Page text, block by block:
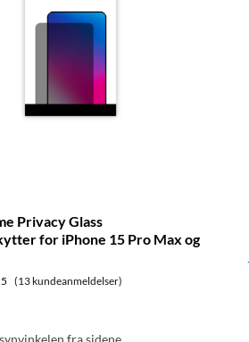
Privacy Glass
for iPhone 15 Pro Max og
(13 kundeanmeldelser)
fra sidene